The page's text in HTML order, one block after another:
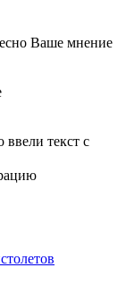
Ваше мнение
текст с